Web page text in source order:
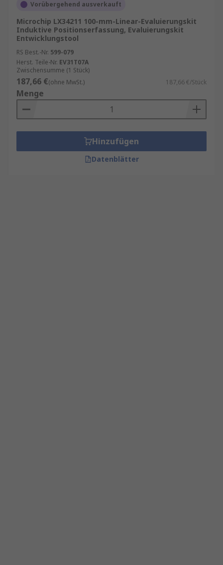
Vorübergehend ausverkauft
Microchip LX34211 100-mm-Linear-Evaluierungskit
Induktive Positionserfassung, Evaluierungskit
Entwicklungstool
RS Best.-Nr. 599-079
Herst. Teile-Nr. EV31T07A
Zwischensumme (1 Stück)
187,66 €(ohne MwSt.) 187,66 €/Stück
Menge
Hinzufügen
Datenblätter